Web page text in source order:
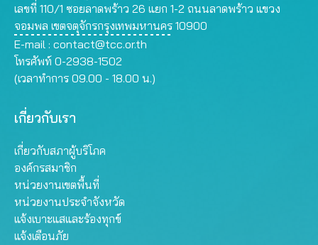
เลขที่ 110/1 ซอยลาดพร้าว 26 แยก 1-2 ถนนลาดพร้าว แขวง
จอมพล เขตจตุจักรกรุงเทพมหานคร 10900
E-mail : contact@tcc.or.th
โทรศัพท์ 0-2938-1502
(เวลาทำการ 09.00 - 18.00 น.)
เกี่ยวกับเรา
เกี่ยวกับสภาผู้บริโภค
องค์กรสมาชิก
หน่วยงานเขตพื้นที่
หน่วยงานประจำจังหวัด
แจ้งเบาะแสและร้องทุกข์
แจ้งเตือนภัย